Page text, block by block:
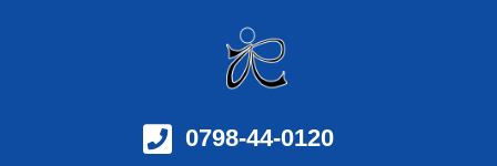
0798-44-0120